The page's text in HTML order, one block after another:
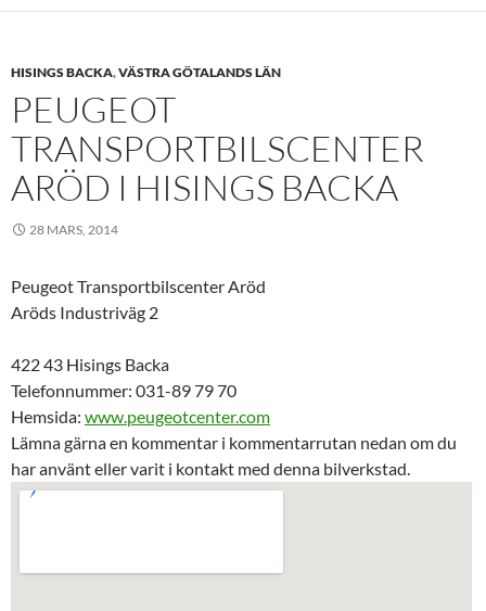
HISINGS BACKA,VÄSTRA GÖTALANDS LÄN
PEUGEOT
TRANSPORTBILSCENTER
ARÖD I HISINGS BACKA
28 MARS, 2014
Peugeot Transportbilscenter Aröd
Aröds Industriväg 2
422 43 Hisings Backa
Telefonnummer: 031-89 79 70
Hemsida: www.peugeotcenter.com
Lämna gärna en kommentar i kommentarrutan nedan om du
har använt eller varit i kontakt med denna bilverkstad.